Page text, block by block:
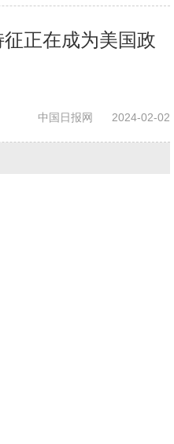
正在成为美国政
中国日报网 2024-02-02